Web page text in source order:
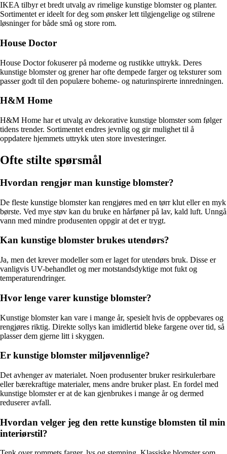
IKEA tilbyr et bredt utvalg av rimelige kunstige blomster og planter.
Sortimentet er ideelt for deg som ønsker lett tilgjengelige og stilrene
løsninger for både små og store rom.
House Doctor
House Doctor fokuserer på moderne og rustikke uttrykk. Deres
kunstige blomster og grener har ofte dempede farger og teksturer som
passer godt til den populære boheme- og naturinspirerte innredningen.
H&M Home
H&M Home har et utvalg av dekorative kunstige blomster som følger
tidens trender. Sortimentet endres jevnlig og gir mulighet til å
oppdatere hjemmets uttrykk uten store investeringer.
Ofte stilte spørsmål
Hvordan rengjør man kunstige blomster?
De fleste kunstige blomster kan rengjøres med en tørr klut eller en myk
børste. Ved mye støv kan du bruke en hårføner på lav, kald luft. Unngå
vann med mindre produsenten oppgir at det er trygt.
Kan kunstige blomster brukes utendørs?
Ja, men det krever modeller som er laget for utendørs bruk. Disse er
vanligvis UV-behandlet og mer motstandsdyktige mot fukt og
temperaturendringer.
Hvor lenge varer kunstige blomster?
Kunstige blomster kan vare i mange år, spesielt hvis de oppbevares og
rengjøres riktig. Direkte sollys kan imidlertid bleke fargene over tid, så
plasser dem gjerne litt i skyggen.
Er kunstige blomster miljøvennlige?
Det avhenger av materialet. Noen produsenter bruker resirkulerbare
eller bærekraftige materialer, mens andre bruker plast. En fordel med
kunstige blomster er at de kan gjenbrukes i mange år og dermed
reduserer avfall.
Hvordan velger jeg den rette kunstige blomsten til min
interiørstil?